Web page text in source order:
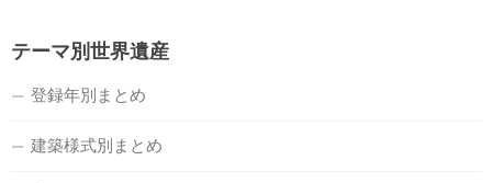
テーマ別世界遺産
登録年別まとめ
建築様式別まとめ